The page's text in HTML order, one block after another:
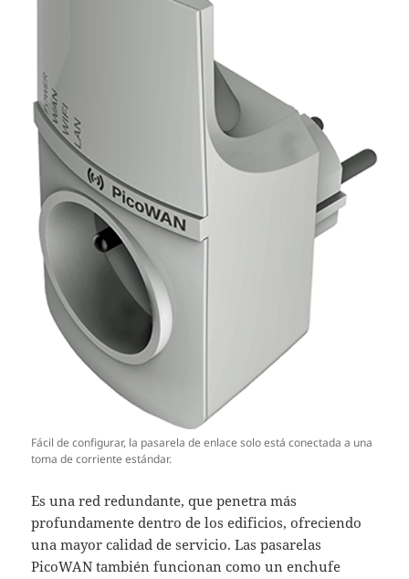
Fácil de configurar, la pasarela de enlace solo está conectada a una
toma de corriente estándar.
Es una red redundante, que penetra más
profundamente dentro de los edificios, ofreciendo
una mayor calidad de servicio. Las pasarelas
PicoWAN también funcionan como un enchufe